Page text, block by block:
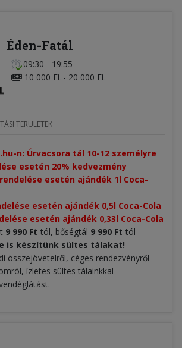
Éden-Fatál
09:30 - 19:55
10 000 Ft - 20 000 Ft
TERÜLETEK
n: Úrvacsora tál 10-12 személyre
esetén 20% kedvezmény​
esetén ajándék 1l Coca-
esetén ajándék 0,5l Coca-Cola
esetén ajándék 0,33l Coca-Cola
9 990 Ft-tól, bőségtál 9 990 Ft-tól
is készítünk sültes tálakat!
összejövetelről, céges rendezvényről
ízletes sültes tálainkkal